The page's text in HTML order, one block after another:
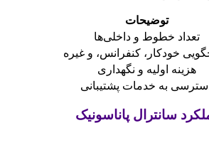
توضیحات
تعداد خطوط و داخلی‌ها
خودکار، کنفرانس، و غیره
هزینه اولیه و نگهداری
به خدمات پشتیبانی
سانترال پاناسونیک